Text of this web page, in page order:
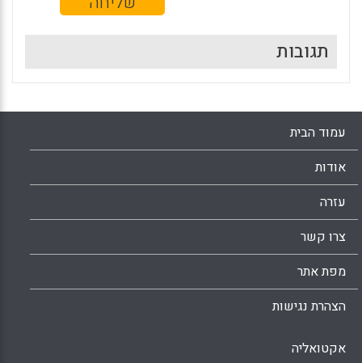
תגובות
עמוד הבית
אודות
עזרה
צרו קשר
מפת אתר
הצהרת נגישות
אקטואליה